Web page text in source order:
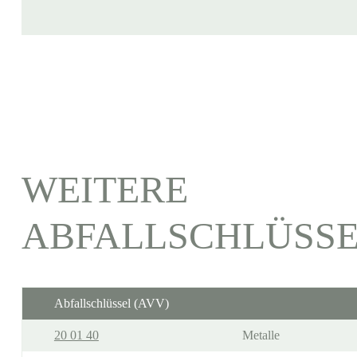
WEITERE
Abfallschlüssel (AVV)
20 01 40 Metalle